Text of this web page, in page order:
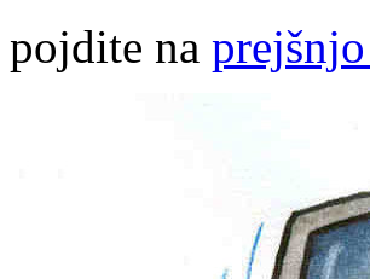
pojdite na